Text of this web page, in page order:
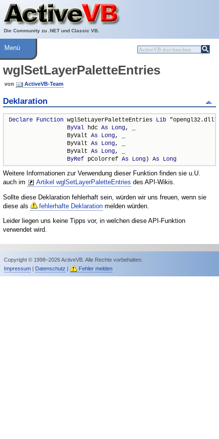
Die Community zu .NET und Classic VB.
Über ActiveVB
Hilfe
Menü
wglSetLayerPaletteEntries
von ActiveVB-Team
Deklaration
Declare Function wglSetLayerPaletteEntries Lib
ByVal hdc As Long, _
                 ByValt
As Long, _
                 ByValt
As Long, _
                 ByValt
As Long, _
ByRef pColorref As Long) As Long
Weitere Informationen zur Verwendung dieser Funktion finden sie u.U.
auch im
Artikel wglSetLayerPaletteEntries des API-Wikis.
Sollte diese Deklaration fehlerhaft sein, würden wir uns freuen, wenn sie
diese als
fehlerhafte Deklaration melden würden.
Leider liegen uns keine Tipps vor, in welchen diese API-Funktion
verwendet wird.
Copyright © 1998–2026 ActiveVB. Alle Rechte vorbehalten.
Impressum| Datenschutz | Fehler melden